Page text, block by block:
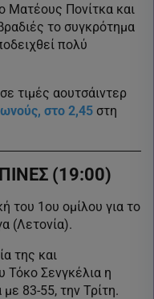
Ματέους Πονίτκα και
το συγκρότημα
πολύ
τιμές αουτσάιντερ
στο 2,45 στη
(19:00)
του 1ου ομίλου για το
(Λετονία).
της και
Τόκο Σενγκέλια η
83-55, την Τρίτη.